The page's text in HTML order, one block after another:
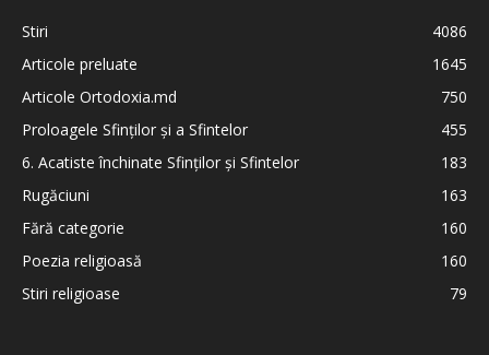
Stiri
4086
Articole preluate
1645
Articole Ortodoxia.md
750
Proloagele Sfinților și a Sfintelor
455
6. Acatiste închinate Sfinților și Sfintelor
183
Rugăciuni
163
Fără categorie
160
Poezia religioasă
160
Stiri religioase
79